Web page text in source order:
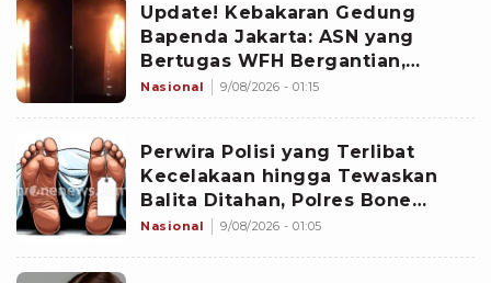
Update! Kebakaran Gedung
Bapenda Jakarta: ASN yang
Bertugas WFH Bergantian,
Pramono Pastikan Layanan Tetap
Nasional 9/08/2026 - 01:15
Perwira Polisi yang Terlibat
Kecelakaan hingga Tewaskan
Balita Ditahan, Polres Bone
Dalami Dugaan Rem Blong
Nasional 9/08/2026 - 01:05